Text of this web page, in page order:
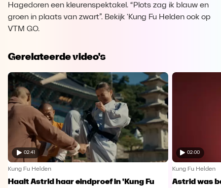
Hagedoren een kleurenspektakel. “Plots zag ik blauw en
groen in plaats van zwart”. Bekijk 'Kung Fu Helden ook op
VTM GO.
Gerelateerde video's
02:41
Kung Fu Helden
Haalt Astrid haar eindproef in 'Kung Fu
02:00
Kung Fu Helden
Astrid was